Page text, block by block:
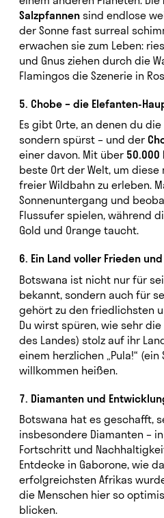
Salzpfannen sind endlose
der Sonne fast surreal
erwachen sie zum Leben:
und Gnus ziehen durch die
Flamingos die Szenerie in
5. Chobe – die Elefanten-
Es gibt Orte, an denen du
sondern spürst – und der
einer davon. Mit über 50.000
beste Ort der Welt, um
freier Wildbahn zu erleben.
Sonnenuntergang und
Flussufer spielen, während
Gold und Orange taucht.
6. Ein Land voller Frieden
Botswana ist nicht nur für
bekannt, sondern auch für
gehört zu den friedlichsten
Du wirst spüren, wie sehr
des Landes) stolz auf ihr
einem herzlichen „Pula!“
willkommen heißen.
7. Diamanten und
Botswana hat es geschafft,
insbesondere Diamanten –
Fortschritt und
Entdecke in Gaborone, wie
erfolgreichsten Afrikas
die Menschen hier so
blicken.